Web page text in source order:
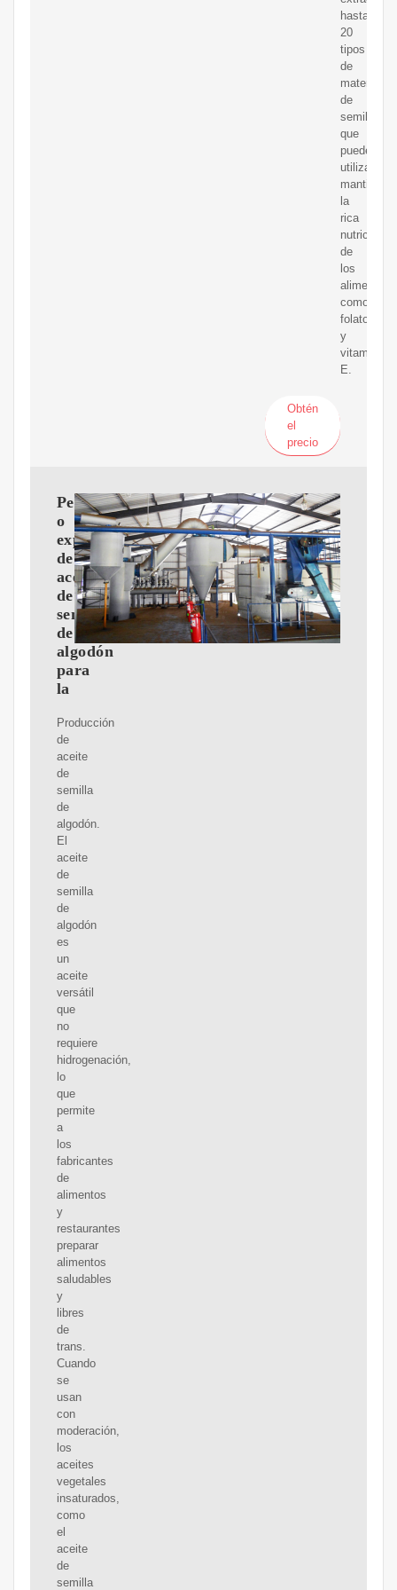
hasta
20
tipos
de
material
de
semilla
que
puedes
utilizar,
mantiene
la
rica
nutrición
de
los
alimentos,
como
folato
y
vitamina
E.
Obtén
el
precio
Peque?
o
expulsor
de
aceite
de
semilla
de
algodón
para
la
Producción
de
aceite
de
semilla
de
algodón.
El
aceite
de
semilla
de
algodón
es
un
aceite
versátil
que
no
requiere
hidrogenación,
lo
que
permite
a
los
fabricantes
de
alimentos
y
restaurantes
preparar
alimentos
saludables
y
libres
de
trans.
Cuando
se
usan
con
moderación,
los
aceites
vegetales
insaturados,
como
el
aceite
de
semilla